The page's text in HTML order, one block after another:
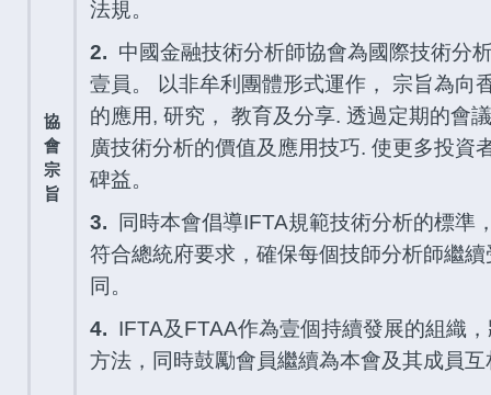
協
會
宗
旨
法規。
2. 中國金融技術分析師協會為國際技術分
壹員。 以非牟利團體形式運作， 宗旨為向
的應用, 研究， 教育及分享. 透過定期的會
廣技術分析的價值及應用技巧. 使更多投資
碑益。
3. 同時本會倡導IFTA規範技術分析的標準
符合總統府要求，確保每個技師分析師繼
同。
4. IFTA及FTAA作為壹個持續發展的組織
方法，同時鼓勵會員繼續為本會及其成員